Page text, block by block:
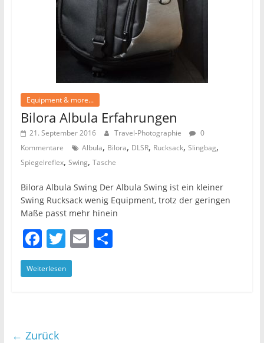
Equipment & more...
Bilora Albula Erfahrungen
21. September 2016 Travel-Photographie
0
Kommentare
Albula, Bilora, DLSR, Rucksack, Slingbag,
Spiegelreflex, Swing, Tasche
Bilora Albula Swing Der Albula Swing ist ein kleiner
Swing Rucksack wenig Equipment, trotz der geringen
Maße passt mehr hinein
F
a
c
o
T
w
itt
E T
Weiterlesen
← Zurück